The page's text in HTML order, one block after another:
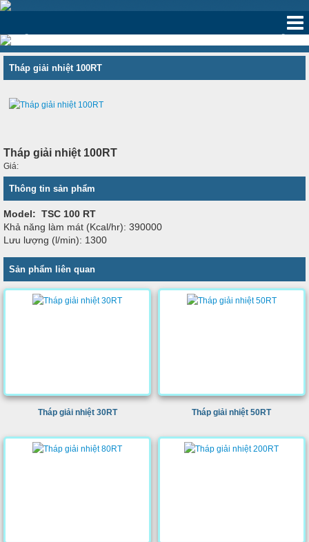
‹ ›
Tháp giải nhiệt 100RT
Tháp giải nhiệt 100RT
Giá:
Thông tin sản phẩm
Model: TSC 100 RT
Khả năng làm mát (Kcal/hr): 390000
Lưu lượng (l/min): 1300
Sản phẩm liên quan
Tháp giải nhiệt 30RT Tháp giải nhiệt 50RT